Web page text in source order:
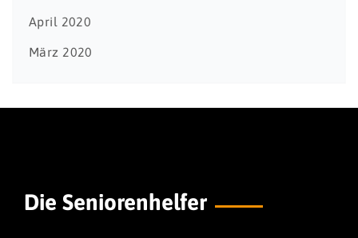
April 2020
März 2020
Die Seniorenhelfer